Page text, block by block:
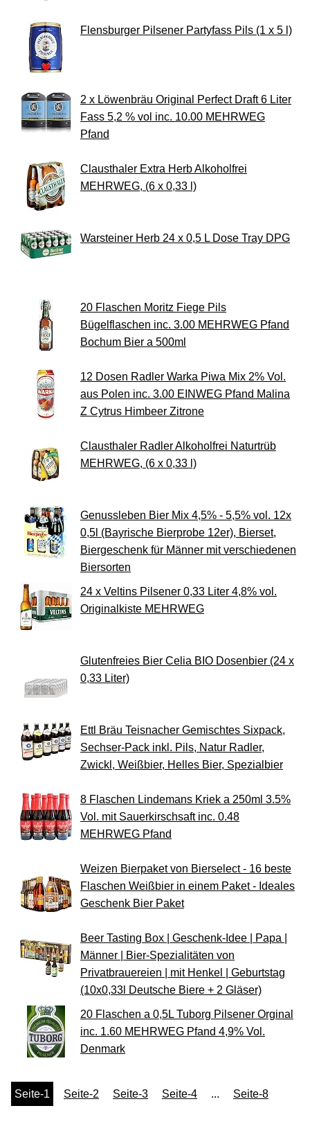
Flensburger Pilsener Partyfass Pils (1 x 5 l)
2 x Löwenbräu Original Perfect Draft 6 Liter
Fass 5,2 % vol inc. 10.00 MEHRWEG
Pfand
Clausthaler Extra Herb Alkoholfrei
MEHRWEG, (6 x 0,33 l)
Warsteiner Herb 24 x 0,5 L Dose Tray DPG
20 Flaschen Moritz Fiege Pils
Bügelflaschen inc. 3.00 MEHRWEG Pfand
Bochum Bier a 500ml
12 Dosen Radler Warka Piwa Mix 2% Vol.
aus Polen inc. 3.00 EINWEG Pfand Malina
Z Cytrus Himbeer Zitrone
Clausthaler Radler Alkoholfrei Naturtrüb
MEHRWEG, (6 x 0,33 l)
Genussleben Bier Mix 4,5% - 5,5% vol. 12x
0,5l (Bayrische Bierprobe 12er), Bierset,
Biergeschenk für Männer mit verschiedenen
Biersorten
24 x Veltins Pilsener 0,33 Liter 4,8% vol.
Originalkiste MEHRWEG
Glutenfreies Bier Celia BIO Dosenbier (24 x
0,33 Liter)
Ettl Bräu Teisnacher Gemischtes Sixpack,
Sechser-Pack inkl. Pils, Natur Radler,
Zwickl, Weißbier, Helles Bier, Spezialbier
8 Flaschen Lindemans Kriek a 250ml 3.5%
Vol. mit Sauerkirschsaft inc. 0.48
MEHRWEG Pfand
Weizen Bierpaket von Bierselect - 16 beste
Flaschen Weißbier in einem Paket - Ideales
Geschenk Bier Paket
Beer Tasting Box | Geschenk-Idee | Papa |
Männer | Bier-Spezialitäten von
Privatbrauereien | mit Henkel | Geburtstag
(10x0,33l Deutsche Biere + 2 Gläser)
20 Flaschen a 0,5L Tuborg Pilsener Orginal
inc. 1.60 MEHRWEG Pfand 4,9% Vol.
Denmark
Seite-1 Seite-2 Seite-3 Seite-4 ... Seite-8